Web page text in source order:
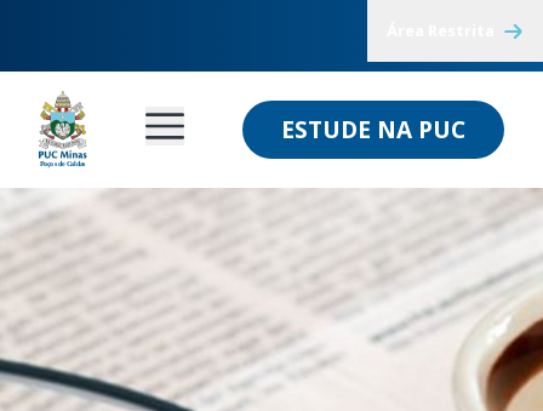
ESTUDE NA PUC